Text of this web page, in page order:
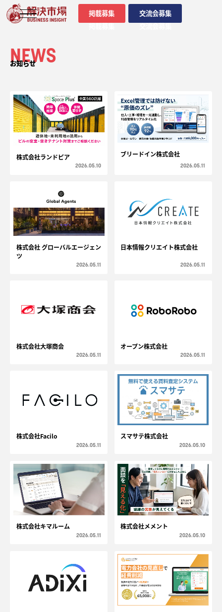
掲載募集
掲載募集
交流会募集
交流会募集
NEWS
お知らせ
株式会社ランドピア
2026.05.10
ブリードイン株式会社
2026.05.11
株式会社 グローバルエージェン
ツ
2026.05.11
日本情報クリエイト株式会社
2026.05.11
株式会社大塚商会
2026.05.11
オープン株式会社
2026.05.11
株式会社Facilo
2026.05.11
スマサテ株式会社
2026.05.10
株式会社キマルーム
2026.05.11
株式会社メメント
2026.05.10